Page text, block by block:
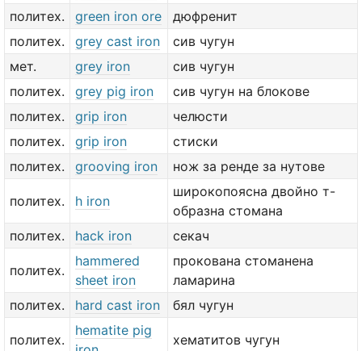
политех.
green iron ore
дюфренит
политех.
grey cast iron
сив чугун
мет.
grey iron
сив чугун
политех.
grey pig iron
сив чугун на блокове
политех.
grip iron
челюсти
политех.
grip iron
стиски
политех.
grooving iron нож за ренде за нутове
политех. h iron
широкопоясна двойно т-
образна стомана
политех.
hack iron секач
политех.
hammered
sheet iron
прокована стоманена
ламарина
политех.
hard cast iron бял чугун
политех.
hematite pig
хематитов чугун